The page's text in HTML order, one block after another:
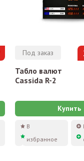
Под заказ
Табло валют
Cassida R-2
Купить
В
избранное